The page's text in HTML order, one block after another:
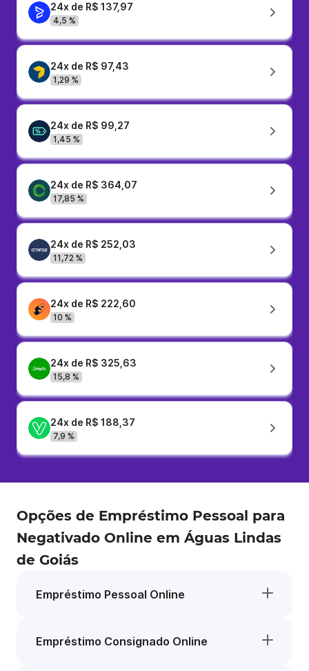
24x de R$ 137,97
4,5 %
24x de R$ 97,43
1,29 %
24x de R$ 99,27
1,45 %
24x de R$ 364,07
17,85 %
24x de R$ 252,03
11,72 %
24x de R$ 222,60
10 %
24x de R$ 325,63
15,8 %
24x de R$ 188,37
7,9 %
Opções de Empréstimo Pessoal para
Negativado Online em Águas Lindas
de Goiás
Empréstimo Pessoal Online
Empréstimo Consignado Online